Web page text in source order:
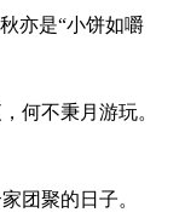
亦是“小饼如嚼
何不秉月游玩。
团聚的日子。